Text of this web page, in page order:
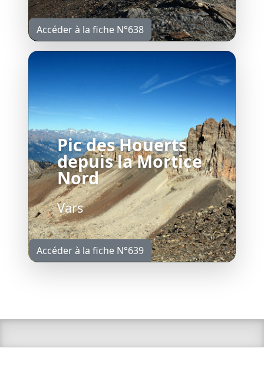
Accéder à la fiche N°638
Pic des Houerts
depuis la Mortice
Nord
Vars
Accéder à la fiche N°639